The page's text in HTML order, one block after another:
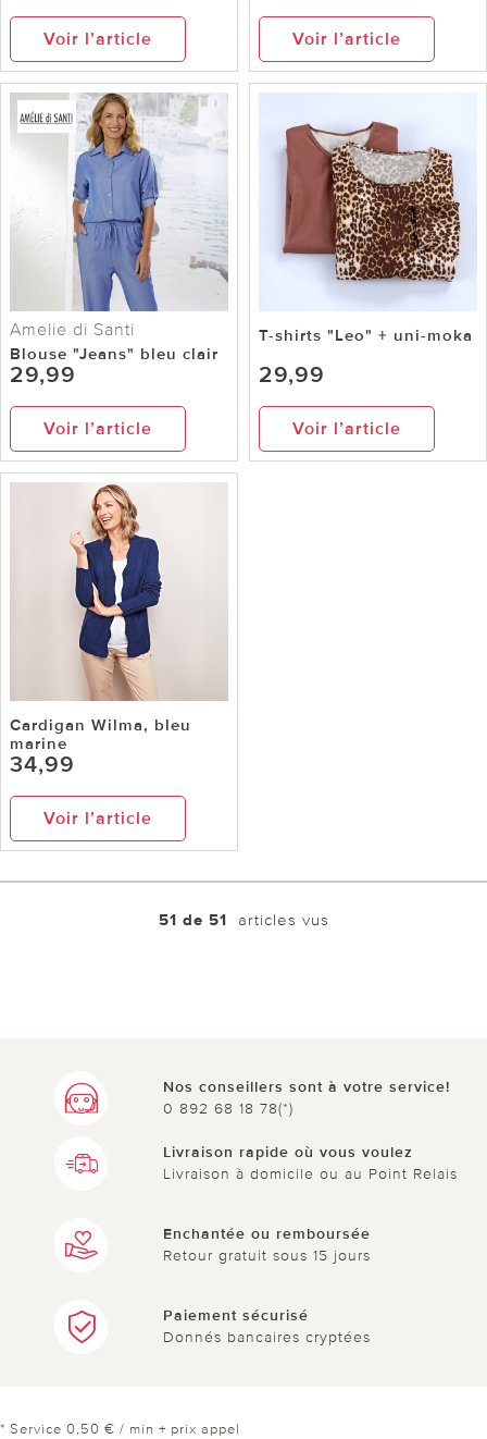
Voir l’article Voir l’article
Amelie di Santi
Blouse "Jeans" bleu clair
29,99
Voir l’article
T-shirts "Leo" + uni-moka
29,99
Voir l’article
Cardigan Wilma, bleu
marine
34,99
Voir l’article
51 de 51 articles vus
Nos conseillers sont à votre service!
0 892 68 18 78(*)
Livraison rapide où vous voulez
Livraison à domicile ou au Point Relais
Enchantée ou remboursée
Retour gratuit sous 15 jours
Paiement sécurisé
Donnés bancaires cryptées
* Service 0,50 € / min + prix appel